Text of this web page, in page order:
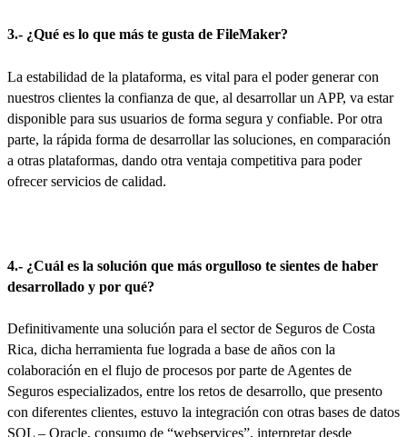
3.- ¿Qué es lo que más te gusta de FileMaker?
La estabilidad de la plataforma, es vital para el poder generar con
nuestros clientes la confianza de que, al desarrollar un APP, va estar
disponible para sus usuarios de forma segura y confiable. Por otra
parte, la rápida forma de desarrollar las soluciones, en comparación
a otras plataformas, dando otra ventaja competitiva para poder
ofrecer servicios de calidad.
4.- ¿Cuál es la solución que más orgulloso te sientes de haber
desarrollado y por qué?
Definitivamente una solución para el sector de Seguros de Costa
Rica, dicha herramienta fue lograda a base de años con la
colaboración en el flujo de procesos por parte de Agentes de
Seguros especializados, entre los retos de desarrollo, que presento
con diferentes clientes, estuvo la integración con otras bases de datos
SQL – Oracle, consumo de “webservices”, interpretar desde